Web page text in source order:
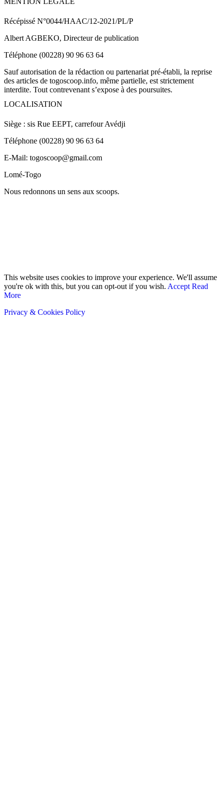
Récépissé N°0044/HAAC/12-2021/PL/P
Albert AGBEKO, Directeur de publication
Téléphone (00228) 90 96 63 64
Sauf autorisation de la rédaction ou partenariat pré-établi, la reprise
des articles de togoscoop.info, même partielle, est strictement
interdite. Tout contrevenant s’expose à des poursuites.
LOCALISATION
Siège : sis Rue EEPT, carrefour Avédji
Téléphone (00228) 90 96 63 64
E-Mail: togoscoop@gmail.com
Lomé-Togo
Nous redonnons un sens aux scoops.
This website uses cookies to improve your experience. We'll assume
you're ok with this, but you can opt-out if you wish. Accept Read
More
Privacy & Cookies Policy